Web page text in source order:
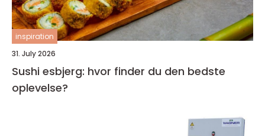
inspiration
31. July 2026
Sushi esbjerg: hvor finder du den bedste
oplevelse?